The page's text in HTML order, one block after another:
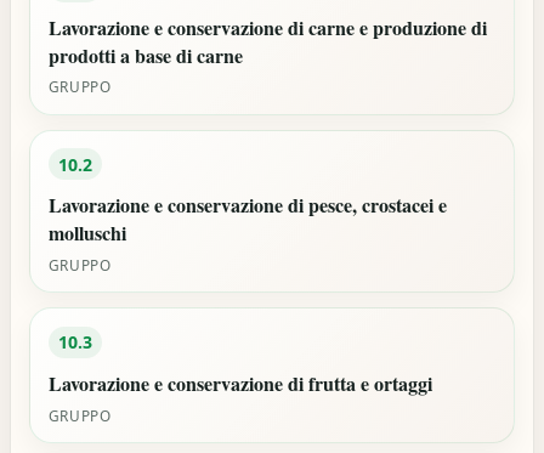
Lavorazione e conservazione di carne e produzione di
prodotti a base di carne
GRUPPO
10.2
Lavorazione e conservazione di pesce, crostacei e
molluschi
GRUPPO
10.3
Lavorazione e conservazione di frutta e ortaggi
GRUPPO